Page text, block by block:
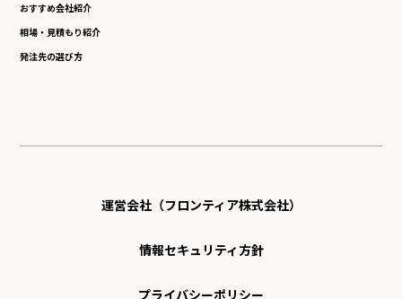
おすすめ会社紹介
相場・見積もり紹介
発注先の選び方
運営会社（フロンティア株式会社）
情報セキュリティ方針
プライバシーポリシー